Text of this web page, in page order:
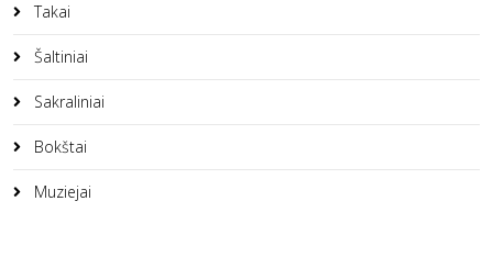
Takai
Šaltiniai
Sakraliniai
Bokštai
Muziejai